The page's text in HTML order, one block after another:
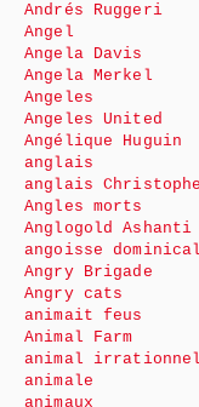
Andrés Ruggeri
Angel
Angela Davis
Angela Merkel
Angeles
Angeles United
Angélique Huguin
anglais
anglais
Angles morts
Anglogold Ashanti
angoisse
Angry Brigade
Angry cats
animait feus
Animal Farm
animal irrationnel
animale
animaux